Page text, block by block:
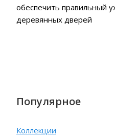
обеспечить правильный
деревянных дверей
Популярное
Коллекции